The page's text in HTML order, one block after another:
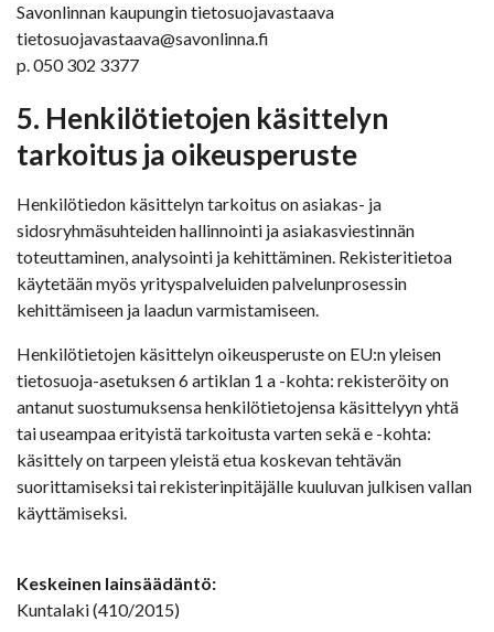
Savonlinnan kaupungin tietosuojavastaava
tietosuojavastaava@savonlinna.fi
p. 050 302 3377
5. Henkilötietojen käsittelyn
tarkoitus ja oikeusperuste
Henkilötiedon käsittelyn tarkoitus on asiakas- ja
sidosryhmäsuhteiden hallinnointi ja asiakasviestinnän
toteuttaminen, analysointi ja kehittäminen. Rekisteritietoa
käytetään myös yrityspalveluiden palvelunprosessin
kehittämiseen ja laadun varmistamiseen.
Henkilötietojen käsittelyn oikeusperuste on EU:n yleisen
tietosuoja-asetuksen 6 artiklan 1 a -kohta: rekisteröity on
antanut suostumuksensa henkilötietojensa käsittelyyn yhtä
tai useampaa erityistä tarkoitusta varten sekä e -kohta:
käsittely on tarpeen yleistä etua koskevan tehtävän
suorittamiseksi tai rekisterinpitäjälle kuuluvan julkisen vallan
käyttämiseksi.
Keskeinen lainsäädäntö:
Kuntalaki (410/2015)